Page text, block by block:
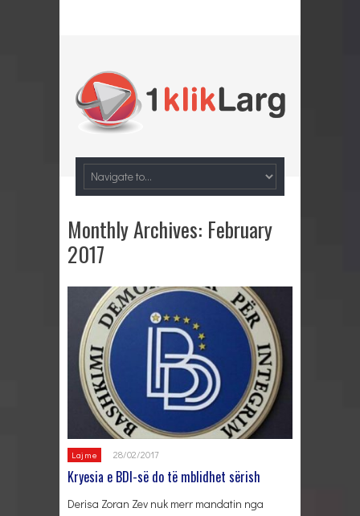
Monthly Archives: February
2017
Lajme 28/02/2017
Kryesia e BDI-së do të mblidhet sërish
Derisa Zoran Zev nuk merr mandatin nga